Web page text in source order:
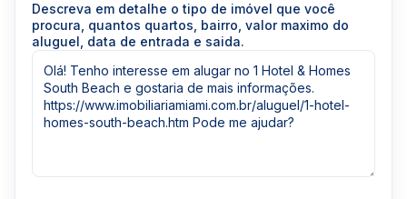
Descreva em detalhe o tipo de imóvel que você
procura, quantos quartos, bairro, valor maximo do
aluguel, data de entrada e saida.